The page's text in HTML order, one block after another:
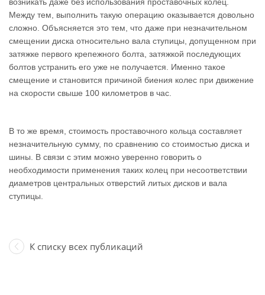
Между тем, выполнить такую операцию оказывается довольно
сложно. Объясняется это тем, что даже при незначительном
смещении диска относительно вала ступицы, допущенном при
затяжке первого крепежного болта, затяжкой последующих
болтов устранить его уже не получается. Именно такое
смещение и становится причиной биения колес при движение
на скорости свыше 100 километров в час.
В то же время, стоимость проставочного кольца составляет
незначительную сумму, по сравнению со стоимостью диска и
шины. В связи с этим можно уверенно говорить о
необходимости применения таких колец при несоответствии
диаметров центральных отверстий литых дисков и вала
ступицы.
К списку всех публикаций